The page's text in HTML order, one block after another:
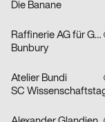
Die Banane
Raffinerie AG für Gestaltung
Bunbury
Atelier Bundi